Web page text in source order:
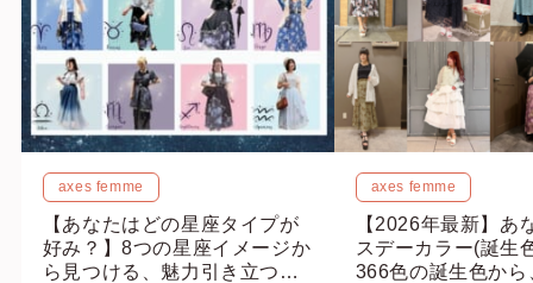
axes femme
【あなたはどの星座タイプが
好み？】8つの星座イメージか
ら見つける、魅力引き立つス
axes femme
【2026年最新】あ
スデーカラー(誕生
366色の誕生色から